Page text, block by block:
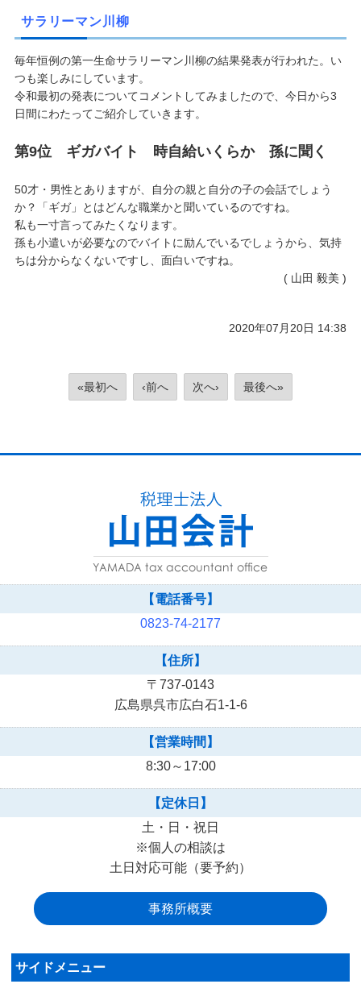
サラリーマン川柳
毎年恒例の第一生命サラリーマン川柳の結果発表が行われた。い
つも楽しみにしています。
令和最初の発表についてコメントしてみましたので、今日から3
日間にわたってご紹介していきます。
第9位 ギガバイト 時自給いくらか 孫に聞く
50才・男性とありますが、自分の親と自分の子の会話でしょう
か？「ギガ」とはどんな職業かと聞いているのですね。
私も一寸言ってみたくなります。
孫も小遣いが必要なのでバイトに励んでいるでしょうから、気持
ちは分からなくないですし、面白いですね。
( 山田 毅美 )
2020年07月20日 14:38
«最初へ ‹前へ 次へ› 最後へ»
【電話番号】
0823-74-2177
【住所】
〒737-0143
広島県呉市広白石1-1-6
【営業時間】
8:30～17:00
【定休日】
土・日・祝日
※個人の相談は
土日対応可能（要予約）
事務所概要
サイドメニュー